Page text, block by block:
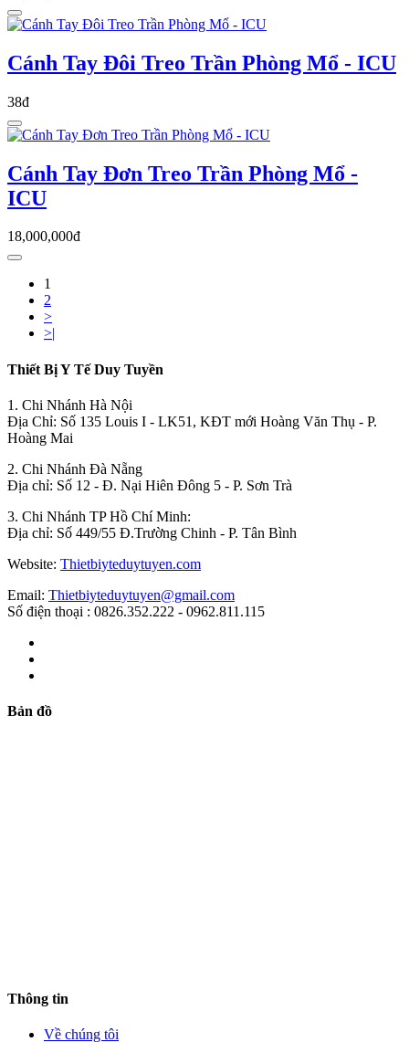
Cánh Tay Đôi Treo Trần Phòng Mổ - ICU
38đ
Cánh Tay Đơn Treo Trần Phòng Mổ -
ICU
18,000,000đ
1
2
>
>|
Thiết Bị Y Tế Duy Tuyền
1. Chi Nhánh Hà Nội
Địa Chỉ: Số 135 Louis I - LK51, KĐT mới Hoàng Văn Thụ - P.
Hoàng Mai
2. Chi Nhánh Đà Nẵng
Địa chỉ: Số 12 - Đ. Nại Hiên Đông 5 - P. Sơn Trà
3. Chi Nhánh TP Hồ Chí Minh:
Địa chỉ: Số 449/55 Đ.Trường Chinh - P. Tân Bình
Website: Thietbiyteduytuyen.com
Email: Thietbiyteduytuyen@gmail.com
Số điện thoại : 0826.352.222 - 0962.811.115
Bản đồ
Thông tin
Về chúng tôi